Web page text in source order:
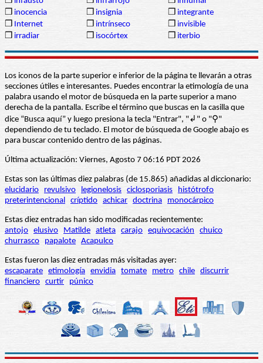
❒ inocencia ❒ insignia ❒ integrante
❒ Internet ❒ intrínseco ❒ invisible
❒ irradiar ❒ isocórtex ❒ iterbio
Los iconos de la parte superior e inferior de la página te llevarán a otras
secciones útiles e interesantes. Puedes encontrar la etimología de una
palabra usando el motor de búsqueda en la parte superior a mano
derecha de la pantalla. Escribe el término que buscas en la casilla que
dice “Busca aquí” y luego presiona la tecla "Entrar", "↲" o "⚲"
dependiendo de tu teclado. El motor de búsqueda de Google abajo es
para buscar contenido dentro de las páginas.
Última actualización: Viernes, Agosto 7 06:16 PDT 2026
Estas son las últimas diez palabras (de 15.865) añadidas al diccionario:
elucidario
revulsivo legionelosis ciclosporiasis
histótrofo
preterintencional críptido achicar doctrina monocárpico
Estas diez entradas han sido modificadas recientemente:
antojo elusivo Matilde atleta carajo equivocación
chuico
churrasco
papalote Acapulco
Estas fueron las diez entradas más visitadas ayer:
escaparate etimología envidia tomate metro chile discurrir
financiero curtir púnico